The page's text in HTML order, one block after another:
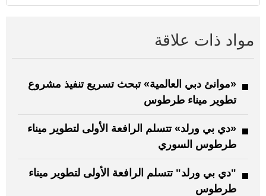
مواد ذات علاقة
«موانئ دبي العالمية» تبحث تسريع تنفيذ مشروع
تطوير ميناء طرطوس
«دي بي ورلد» تتسلم الرافعة الأولى لتطوير ميناء
طرطوس السوري
"دي بي ورلد" تتسلم الرافعة الأولى لتطوير ميناء
طرطوس